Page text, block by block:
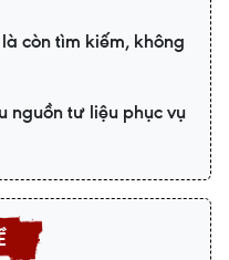
còn tìm kiếm, không
nguồn tư liệu phục vụ